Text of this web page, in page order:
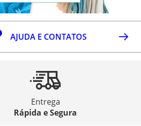
AJUDA E CONTATOS
Entrega
Rápida e Segura